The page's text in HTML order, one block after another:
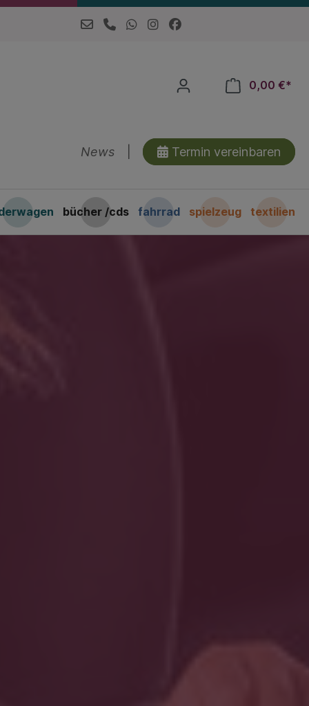
0,00 €*
News Termin vereinbaren
bücher /cds fahrrad spielzeug textilien